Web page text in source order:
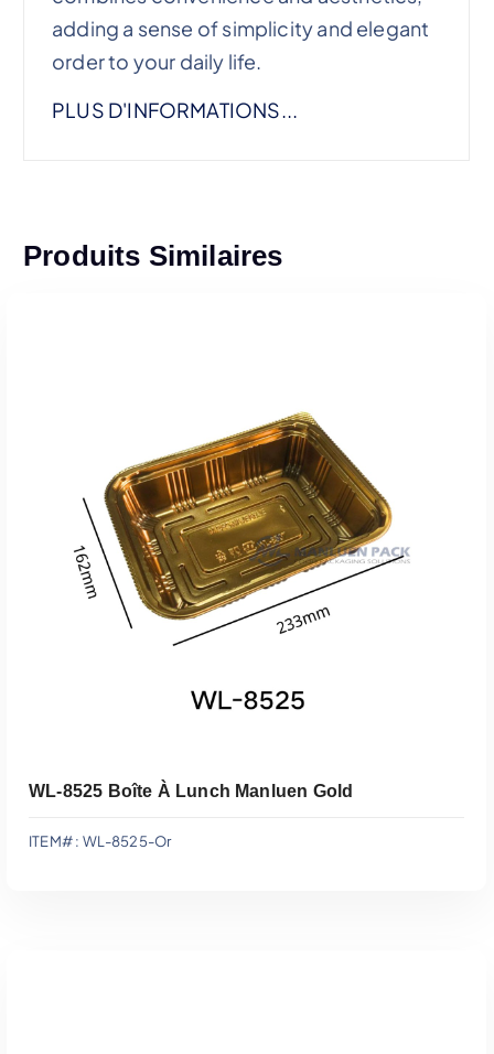
adding a sense of simplicity and elegant
order to your daily life.
PLUS D'INFORMATIONS...
Produits Similaires
WL-8525 Boîte À Lunch Manluen Gold
ITEM# : WL-8525-Or